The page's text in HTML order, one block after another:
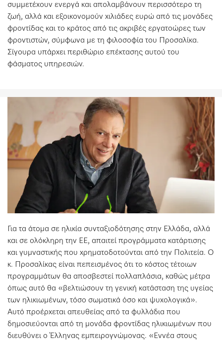
συμμετέχουν ενεργά και απολαμβάνουν περισσότερο τη
ζωή, αλλά και εξοικονομούν χιλιάδες ευρώ από τις μονάδες
φροντίδας και το κράτος από τις ακριβές εργατοώρες των
φροντιστών, σύμφωνα με τη φιλοσοφία του Προσαλίκα.
Σίγουρα υπάρχει περιθώριο επέκτασης αυτού του
φάσματος υπηρεσιών.
Για τα άτομα σε ηλικία συνταξιοδότησης στην Ελλάδα, αλλά
και σε ολόκληρη την ΕΕ, απαιτεί προγράμματα κατάρτισης
και γυμναστικής που χρηματοδοτούνται από την Πολιτεία. Ο
κ. Προσαλίκας είναι πεπεισμένος ότι το κόστος τέτοιων
προγραμμάτων θα αποσβεστεί πολλαπλάσια, καθώς μέτρα
όπως αυτό θα «βελτιώσουν τη γενική κατάσταση της υγείας
των ηλικιωμένων, τόσο σωματικά όσο και ψυχολογικά».
Αυτό προέρχεται απευθείας από τα φυλλάδια που
δημοσιεύονται από τη μονάδα φροντίδας ηλικιωμένων που
διευθύνει ο Έλληνας εμπειρογνώμονας. «Εννέα στους